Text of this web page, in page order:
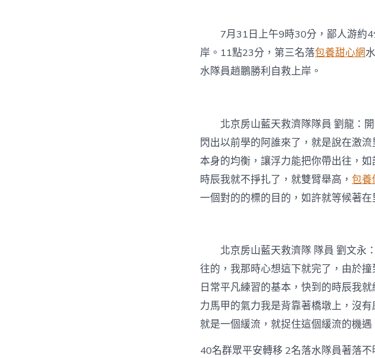
7月31日上午9時30分，鄙人游約
岸。11點23分，第三名落包養甜心網
水隊員趙鵬勝利自救上岸。
北京房山藍天救濟隊隊員 劉龍：
閃出以前學的阿誰來了，就是說在激
本身的均衡，讓浮力能把你帶出往，
時辰我就不掙扎了，就雙臂舉高， 包
一個對的的標的目的，如許就等候著
北京房山藍天救濟隊 隊員 劉文永
往的，我那時心想這下就完了，由於
日常平凡練習的基本，快到的時辰我
力馬甲的氣力我是背靠著橋墩上，沒
就是一個緩流，就捉住這個緩流的機遇
40名群眾平安轉移 2名落水隊員著落不